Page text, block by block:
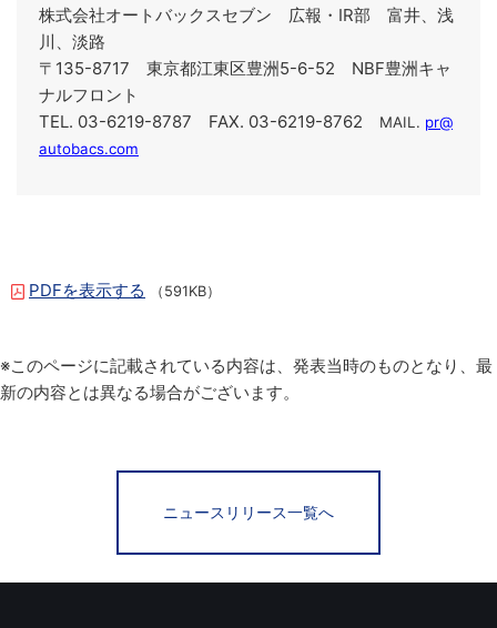
株式会社オートバックスセブン 広報・IR部 富井、浅
川、淡路
〒135-8717 東京都江東区豊洲5-6-52 NBF豊洲キャ
ナルフロント
TEL. 03-6219-8787 FAX. 03-6219-8762
MAIL. pr@
autobacs.com
PDFを表示する （591KB）
※このページに記載されている内容は、発表当時のものとなり、最
新の内容とは異なる場合がございます。
ニュースリリース一覧へ